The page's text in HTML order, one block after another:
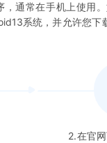
，通常在手机上使用
系统，并允许您下
2.在官